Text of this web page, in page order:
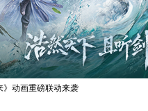
》动画重磅联动来袭